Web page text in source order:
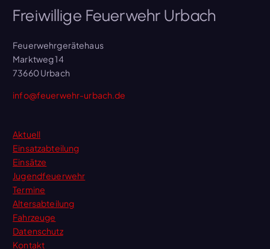
Freiwillige Feuerwehr Urbach
Feuerwehrgerätehaus
Marktweg 14
73660 Urbach
info@feuerwehr-urbach.de
Aktuell
Einsatzabteilung
Einsätze
Jugendfeuerwehr
Termine
Altersabteilung
Fahrzeuge
Datenschutz
Kontakt